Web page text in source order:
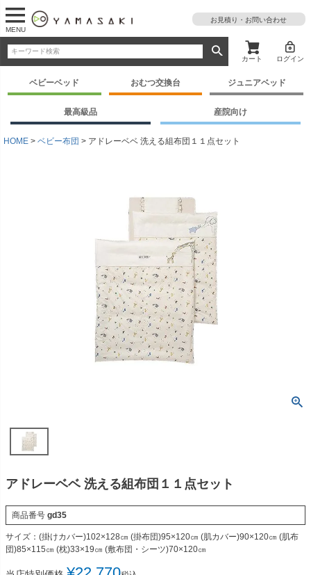
MENU
お見積り・お問い合わせ
カート ログイン
ベビーベッド おむつ交換台 ジュニアベッド
最高級品 産院向け
HOME ベビー布団 アドレーベベ 洗える組布団１１点セット
アドレーベベ 洗える組布団１１点セット
商品番号 gd35
サイズ：(掛けカバー)102×128㎝ (掛布団)95×120㎝ (肌カバー)90×120㎝ (肌布
団)85×115㎝ (枕)33×19㎝ (敷布団・シーツ)70×120㎝